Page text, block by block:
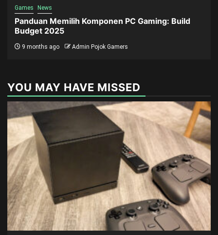
Games News
Panduan Memilih Komponen PC Gaming: Build
Budget 2025
9 months ago Admin Pojok Gamers
YOU MAY HAVE MISSED